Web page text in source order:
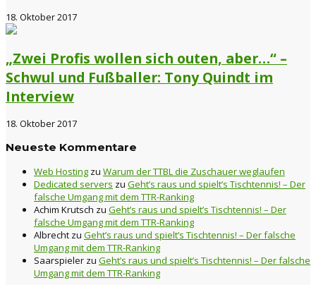
18. Oktober 2017
„Zwei Profis wollen sich outen, aber…“ –
Schwul und Fußballer: Tony Quindt im
Interview
18. Oktober 2017
Neueste Kommentare
Web Hosting zu Warum der TTBL die Zuschauer weglaufen
Dedicated servers zu Geht’s raus und spielt’s Tischtennis! – Der
falsche Umgang mit dem TTR-Ranking
Achim Krutsch zu Geht’s raus und spielt’s Tischtennis! – Der
falsche Umgang mit dem TTR-Ranking
Albrecht zu Geht’s raus und spielt’s Tischtennis! – Der falsche
Umgang mit dem TTR-Ranking
Saarspieler zu Geht’s raus und spielt’s Tischtennis! – Der falsche
Umgang mit dem TTR-Ranking